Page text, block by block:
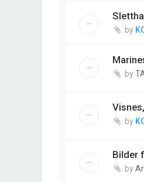
by
by
by
Bilder
by